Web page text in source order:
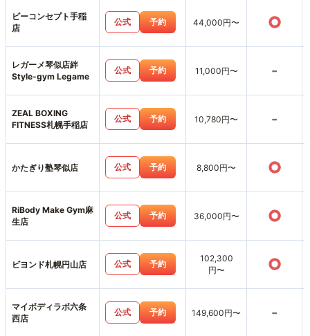
ビーコンセプト手稲
店
公式 予約 44,000円〜 ○
レガーメ琴似店絆
Style-gym Legame
公式 予約 11,000円〜 -
ZEAL BOXING
FITNESS札幌手稲店
公式 予約 10,780円〜 -
かたぎり塾琴似店 公式 予約 8,800円〜 ○
RiBody Make Gym麻
生店
公式 予約 36,000円〜 ○
ビヨンド札幌円山店 公式 予約
102,300
円〜
○
マイボディラボ六条
西店
公式 予約 149,600円〜 -